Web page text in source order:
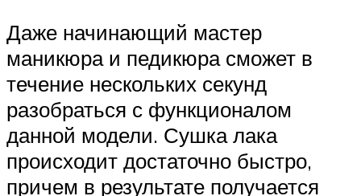
Даже начинающий мастер
маникюра и педикюра сможет в
течение нескольких секунд
разобраться с функционалом
данной модели. Сушка лака
происходит достаточно быстро,
причем в результате получается